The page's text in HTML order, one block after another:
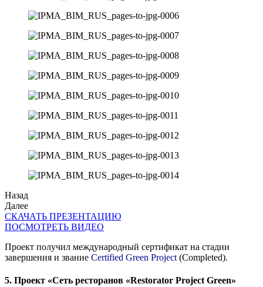
Назад
Далее
СКАЧАТЬ ПРЕЗЕНТАЦИЮ
ПОСМОТРЕТЬ ВИДЕО
Проект получил международный сертификат на стадии
завершения и звание Certified Green Project (Completed).
5. Проект «Сеть ресторанов «Restorator Project Green»